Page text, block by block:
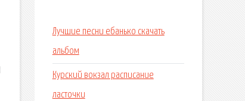
Лучшие песни ебанько скачать
альбом
Курский вокзал расписание
ласточки